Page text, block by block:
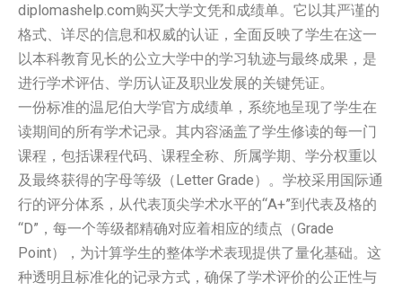
diplomashelp.com购买大学文凭和成绩单。它以其严谨的
格式、详尽的信息和权威的认证，全面反映了学生在这一
以本科教育见长的公立大学中的学习轨迹与最终成果，是
进行学术评估、学历认证及职业发展的关键凭证。
一份标准的温尼伯大学官方成绩单，系统地呈现了学生在
读期间的所有学术记录。其内容涵盖了学生修读的每一门
课程，包括课程代码、课程全称、所属学期、学分权重以
及最终获得的字母等级（Letter Grade）。学校采用国际通
行的评分体系，从代表顶尖学术水平的“A+”到代表及格的
“D”，每一个等级都精确对应着相应的绩点（Grade
Point），为计算学生的整体学术表现提供了量化基础。这
种透明且标准化的记录方式，确保了学术评价的公正性与